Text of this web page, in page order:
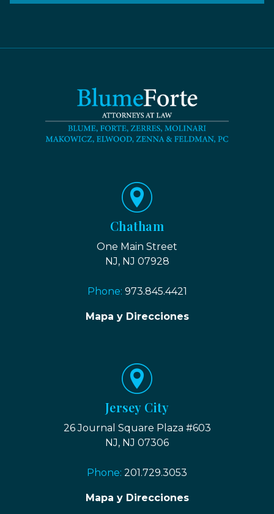
Chatham
One Main Street
NJ, NJ 07928
Phone: 973.845.4421
Mapa y Direcciones
Jersey City
26 Journal Square Plaza #603
NJ, NJ 07306
Phone: 201.729.3053
Mapa y Direcciones